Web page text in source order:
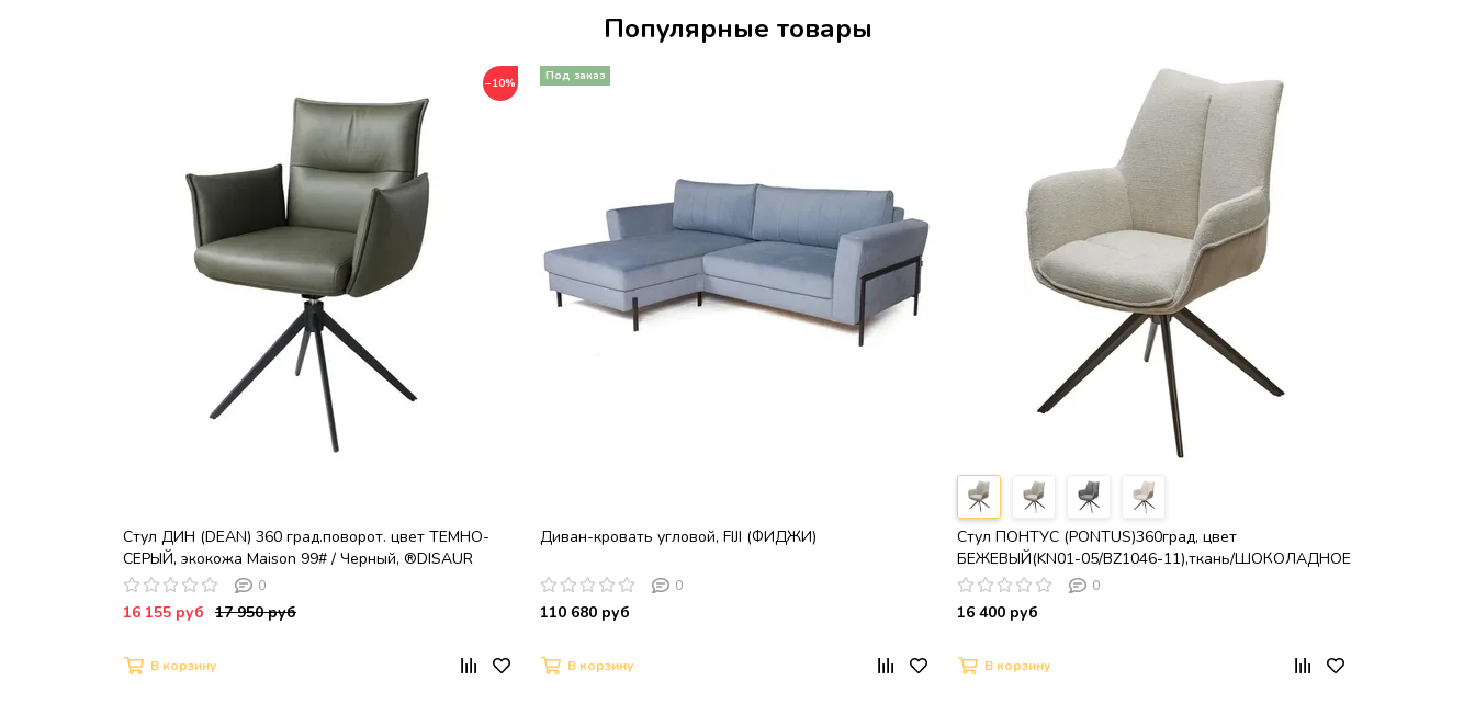
Популярные товары
−10%
Стул ДИН (DEAN) 360 град.поворот. цвет ТЕМНО-
СЕРЫЙ, экокожа Maison 99# / Черный, ®DISAUR
0
16 155 руб 17 950 руб
В корзину
Диван-кровать угловой, FIJI (ФИДЖИ)
0
110 680 руб
В корзину
Стул ПОНТУС (PONTUS)360град, цвет
БЕЖЕВЫЙ(KN01-05/BZ1046-11),ткань/ШОКОЛАДНОЕ
ЗОЛОТО каркас, ®DISAUR
0
16 400 руб
В корзину